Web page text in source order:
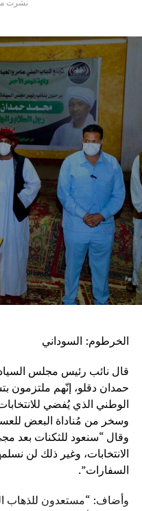
نشرت
الخرطوم: السوداني
قال نائب رئيس مجلس
حمدان دقلو، إنّهم ملتزمون
الوطني الذي يُفضي
وسخر من مُناداة البعض
وقال “سنعود للثكنات بعد
الانتخابات، وغير ذلك لن
السفارات”.
وأضاف: “مستعدون للذهاب